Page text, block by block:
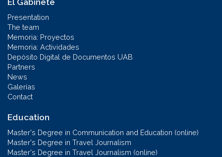
Presentation
The team
Memoria: Proyectos
Memoria: Actividades
Depósito Digital de Documentos UAB
Partners
News
Galerías
Contact
Education
Master's Degree in Communication and Education (online)
Master's Degree in Travel Journalism
Master's Degree in Travel Journalism (online)